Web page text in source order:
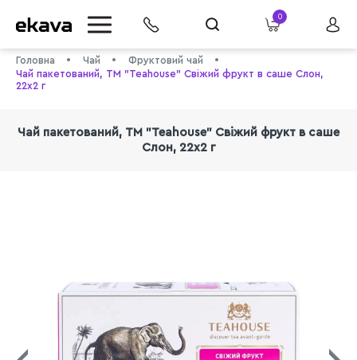
0
Головна Чай
Фруктовий чай
Чай пакетований, ТМ "Teahouse" Свіжий фрукт в саше Слон,
22х2 г
Чай пакетований, ТМ "Teahouse" Свіжий фрукт в саше
Слон, 22х2 г